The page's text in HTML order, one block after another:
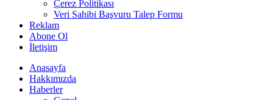
Çerez Politikası
Veri Sahibi Başvuru Talep Formu
Reklam
Abone Ol
İletişim
Anasayfa
Hakkımızda
Haberler